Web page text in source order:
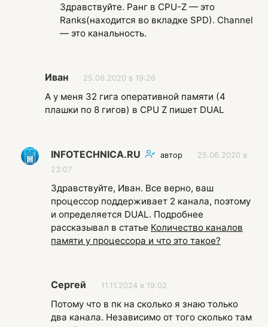
Здравствуйте. Ранг в CPU-Z — это
Ranks(находится во вкладке SPD). Сhannel
— это канальность.
Иван 25.06.2020 в 19:26
А у меня 32 гига оперативной памяти (4
плашки по 8 гигов) в CPU Z пишет DUAL
INFOTECHNICA.RU автор
25.06.2020 в
23:07
Здравствуйте, Иван. Все верно, ваш
процессор поддерживает 2 канала, поэтому
и определяется DUAL. Подробнее
рассказывал в статье Количество каналов
памяти у процессора и что это такое?
Сергей 11.11.2024 в 19:02
Потому что в пк на сколько я знаю только
два канала. Независимо от того сколько там